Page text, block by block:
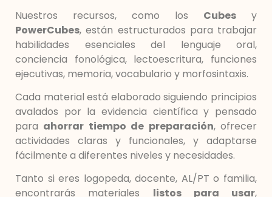
Nuestros recursos, como los Cubes y
PowerCubes, están estructurados para trabajar
habilidades esenciales del lenguaje oral,
conciencia fonológica, lectoescritura, funciones
ejecutivas, memoria, vocabulario y morfosintaxis.
Cada material está elaborado siguiendo principios
avalados por la evidencia científica y pensado
para ahorrar tiempo de preparación, ofrecer
actividades claras y funcionales, y adaptarse
fácilmente a diferentes niveles y necesidades.
Tanto si eres logopeda, docente, AL/PT o familia,
encontrarás materiales listos para usar,